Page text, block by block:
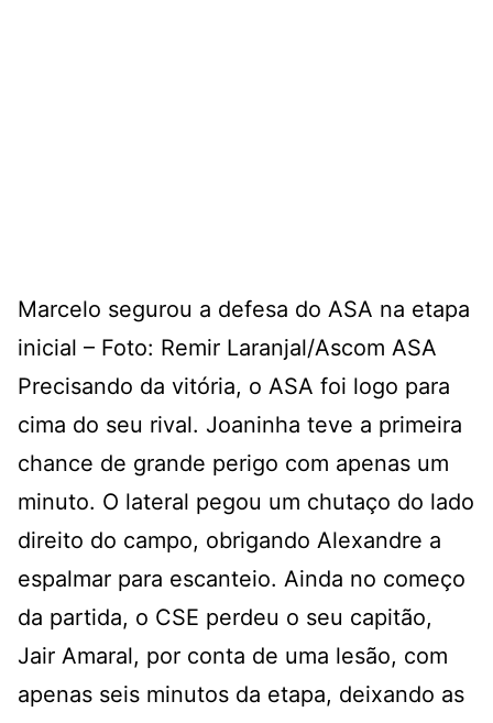
Marcelo segurou a defesa do ASA na etapa
inicial – Foto: Remir Laranjal/Ascom ASA
Precisando da vitória, o ASA foi logo para
cima do seu rival. Joaninha teve a primeira
chance de grande perigo com apenas um
minuto. O lateral pegou um chutaço do lado
direito do campo, obrigando Alexandre a
espalmar para escanteio. Ainda no começo
da partida, o CSE perdeu o seu capitão,
Jair Amaral, por conta de uma lesão, com
apenas seis minutos da etapa, deixando as